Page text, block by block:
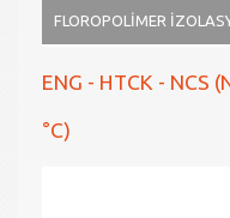
FLOROPOLİMER
ENG - HTCK - NCS
°C)